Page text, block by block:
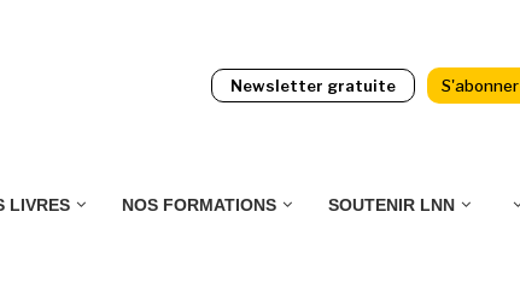
Newsletter gratuite S'abonner
LIVRES NOS FORMATIONS SOUTENIR LNN